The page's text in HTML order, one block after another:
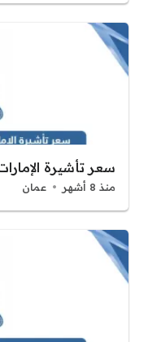
سعر تأشيرة
منذ 8 أشهر عمان